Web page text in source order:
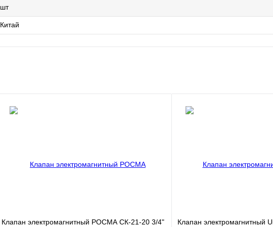
шт
Китай
Клапан электромагнитный РОСМА СК-21-20 3/4"
Клапан электромагнитный